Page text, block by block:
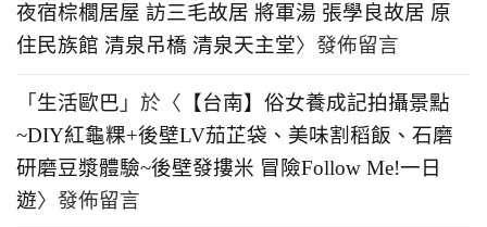
夜宿棕櫚居屋 訪三毛故居 將軍湯 張學良故居 原
住民族館 清泉吊橋 清泉天主堂〉發佈留言
「 生活歐巴 」於〈 【台南】俗女養成記拍攝景點
~DIY紅龜粿+後壁LV茄芷袋、美味割稻飯、石磨
研磨豆漿體驗~後壁發摟米 冒險Follow Me!一日
遊〉發佈留言